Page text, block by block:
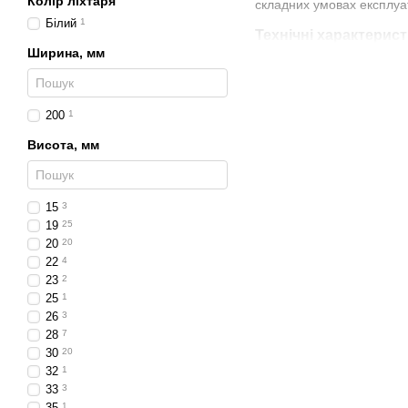
складних умовах
Технічні
Білий 1
Ширина, мм
200 1
Висота, мм
15 3
19 25
20 20
22 4
23 2
25 1
26 3
28 7
30 20
32 1
33 3
1